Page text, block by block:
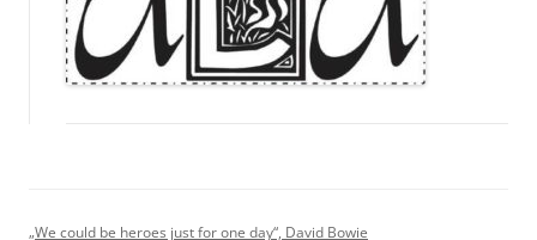
„We could be heroes just for one day“, David Bowie